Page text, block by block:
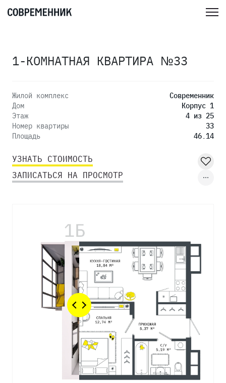
1-КОМНАТНАЯ КВАРТИРА №33
Жилой комплекс
Современник
Дом
Корпус 1
Этаж
4 из 25
Номер квартиры
33
Площадь
46.14
УЗНАТЬ СТОИМОСТЬ
ЗАПИСАТЬСЯ НА ПРОСМОТР